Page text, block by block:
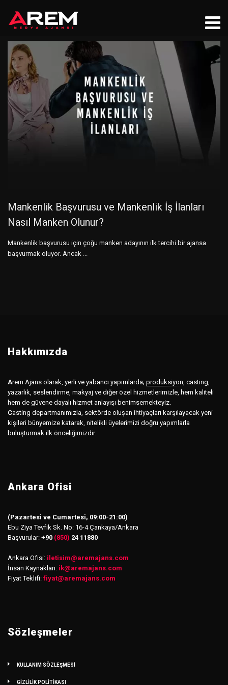
Mankenlik Başvurusu ve Mankenlik İş İlanları
Nasıl Manken Olunur?
Mankenlik başvurusu için çoğu manken adayının ilk tercihi bir ajansa
başvurmak oluyor. Ancak ...
Hakkımızda
Arem Ajans olarak, yerli ve yabancı yapımlarda; prodüksiyon, casting,
yazarlık, seslendirme, makyaj ve diğer özel hizmetlerimizle, hem kaliteli
hem de güvene dayalı hizmet anlayışı benimsemekteyiz.
Casting departmanımızla, sektörde oluşan ihtiyaçları karşılayacak yeni
kişileri bünyemize katarak, nitelikli üyelerimizi doğru yapımlarla
buluşturmak ilk önceliğimizdir.
Ankara Ofisi
(Pazartesi ve Cumartesi, 09:00-21:00)
Ebu Ziya Tevfik Sk. No: 16-4 Çankaya/Ankara
Başvurular: +90 (850) 24 11880
Ankara Ofisi: iletisim@aremajans.com
İnsan Kaynakları: ik@aremajans.com
Fiyat Teklifi: fiyat@aremajans.com
Sözleşmeler
KULLANIM SÖZLEŞMESİ
GİZLİLİK POLİTİKASI